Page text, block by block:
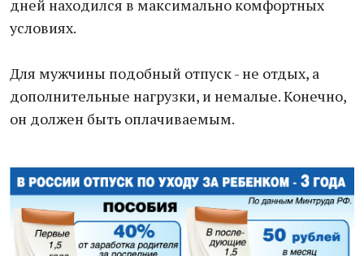
дней находился в максимально комфортных
условиях.
Для мужчины подобный отпуск - не отдых, а
дополнительные нагрузки, и немалые. Конечно,
он должен быть оплачиваемым.